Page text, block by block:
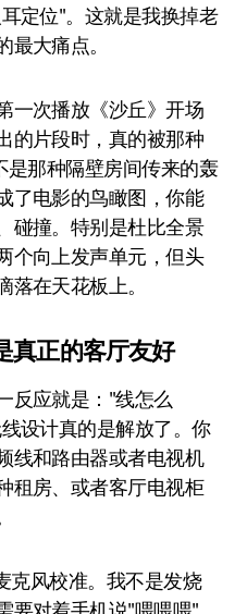
定位"。这就是我换掉老
大痛点。
一次播放《沙丘》开场
的片段时，真的被那种
那种隔壁房间传来的轰
了电影的鸟瞰图，你能
碰撞。特别是杜比全景
个向上发声单元，但头
在天花板上。
真正的客厅友好
反应就是："线怎么
设计真的是解放了。你
线和路由器或者电视机
租房、或者客厅电视柜
克风校准。我不是发烧